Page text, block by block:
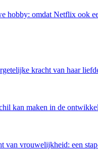
hobby: omdat Netflix ook
kracht van haar
kan maken in de
van vrouwelijkheid: een